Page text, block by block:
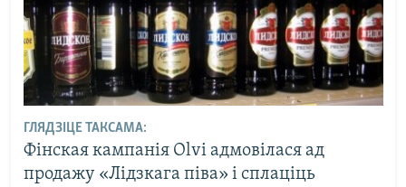
ГЛЯДЗІЦЕ ТАКСАМА:
Фінская кампанія Olvi адмовілася ад
продажу «Лідзкага піва» і сплаціць